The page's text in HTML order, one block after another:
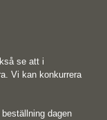
se att i
Vi kan konkurrera
dagen